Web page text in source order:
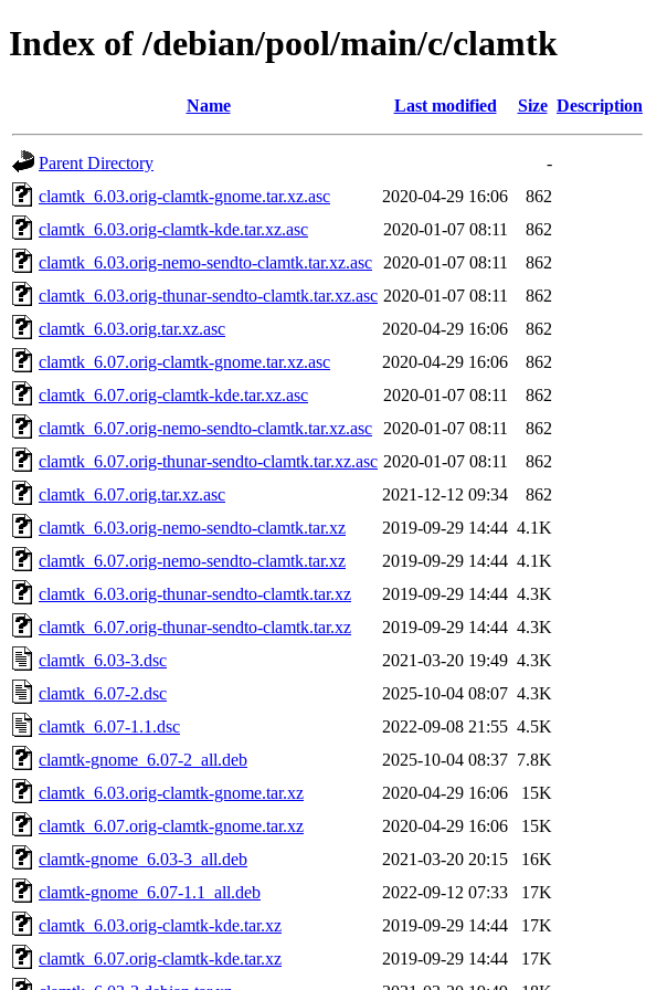
Index of /debian/pool/main/c/clamtk
Name Last modified Size Description
Parent Directory
-
clamtk_6.03.orig-clamtk-gnome.tar.xz.asc
2020-04-29 16:06
862
clamtk_6.03.orig-clamtk-kde.tar.xz.asc
2020-01-07 08:11
862
clamtk_6.03.orig-nemo-sendto-clamtk.tar.xz.asc
2020-01-07 08:11
862
clamtk_6.03.orig-thunar-sendto-clamtk.tar.xz.asc 2020-01-07 08:11
862
clamtk_6.03.orig.tar.xz.asc
2020-04-29 16:06
862
clamtk_6.07.orig-clamtk-gnome.tar.xz.asc
2020-04-29 16:06
862
clamtk_6.07.orig-clamtk-kde.tar.xz.asc
2020-01-07 08:11
862
clamtk_6.07.orig-nemo-sendto-clamtk.tar.xz.asc
2020-01-07 08:11
862
clamtk_6.07.orig-thunar-sendto-clamtk.tar.xz.asc 2020-01-07 08:11
862
clamtk_6.07.orig.tar.xz.asc
2021-12-12 09:34
862
clamtk_6.03.orig-nemo-sendto-clamtk.tar.xz
2019-09-29 14:44 4.1K
clamtk_6.07.orig-nemo-sendto-clamtk.tar.xz
2019-09-29 14:44 4.1K
clamtk_6.03.orig-thunar-sendto-clamtk.tar.xz
2019-09-29 14:44 4.3K
clamtk_6.07.orig-thunar-sendto-clamtk.tar.xz
2019-09-29 14:44 4.3K
clamtk_6.03-3.dsc
2021-03-20 19:49 4.3K
clamtk_6.07-2.dsc
2025-10-04 08:07 4.3K
clamtk_6.07-1.1.dsc
2022-09-08 21:55 4.5K
clamtk-gnome_6.07-2_all.deb
2025-10-04 08:37 7.8K
clamtk_6.03.orig-clamtk-gnome.tar.xz
2020-04-29 16:06
15K
clamtk_6.07.orig-clamtk-gnome.tar.xz
2020-04-29 16:06
15K
clamtk-gnome_6.03-3_all.deb
2021-03-20 20:15
16K
clamtk-gnome_6.07-1.1_all.deb
2022-09-12 07:33
17K
clamtk_6.03.orig-clamtk-kde.tar.xz
2019-09-29 14:44
17K
clamtk_6.07.orig-clamtk-kde.tar.xz
2019-09-29 14:44
17K